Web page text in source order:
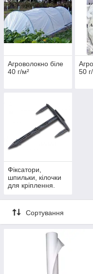
Агроволокно біле
40 г/м²
50
Фіксатори,
шпильки, кілочки
для кріплення.
Сортування